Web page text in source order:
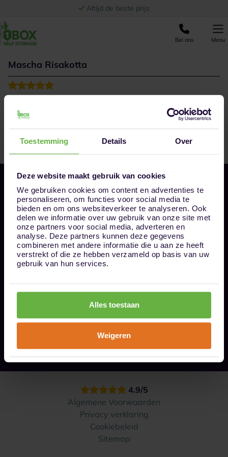
Toestemming Details Over
Deze website maakt gebruik van cookies
We gebruiken cookies om content en advertenties te
personaliseren, om functies voor social media te
bieden en om ons websiteverkeer te analyseren. Ook
delen we informatie over uw gebruik van onze site met
onze partners voor social media, adverteren en
analyse. Deze partners kunnen deze gegevens
combineren met andere informatie die u aan ze heeft
verstrekt of die ze hebben verzameld op basis van uw
gebruik van hun services.
Alles toestaan
Weigeren
Altijd de beste prijs
Bel ons Menu
Mascha Risakotta
Bel ons op 085 - 0161611
info@1box.nl
Volg ons
Onze opslaglocaties
Hoe werkt het?
4.9/5
Algemene Voorwaarden
Privacy verklaring
Cookiebeleid
Sitemap